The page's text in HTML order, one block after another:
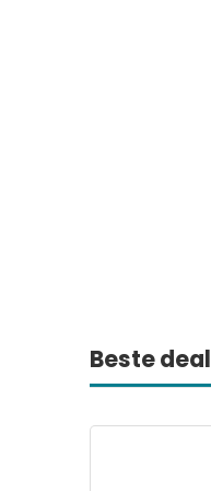
Beste